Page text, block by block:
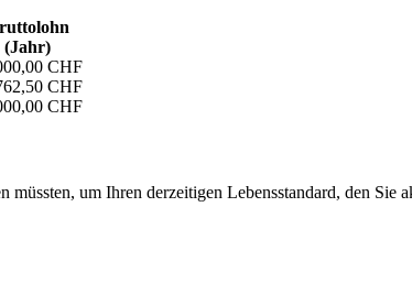
(Jahr)
CHF
CHF
CHF
um Ihren derzeitigen Lebensstandard, den Sie